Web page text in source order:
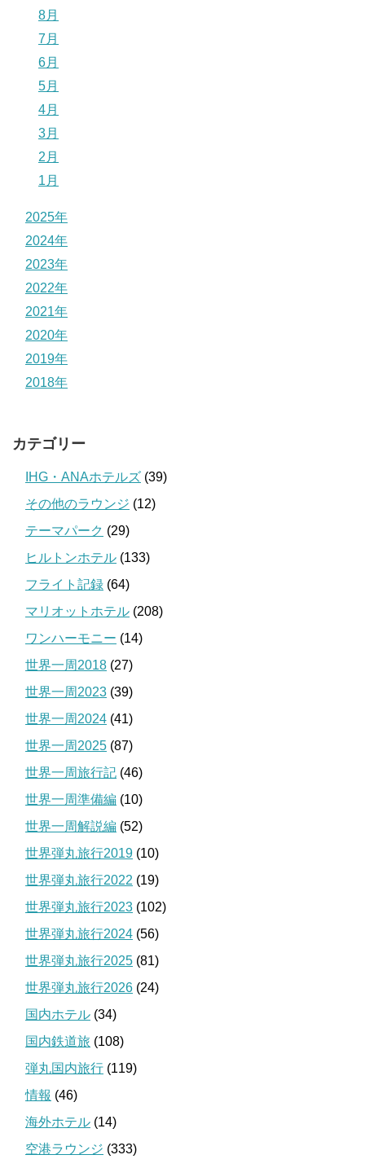
8月
7月
6月
5月
4月
3月
2月
1月
2025年
2024年
2023年
2022年
2021年
2020年
2019年
2018年
カテゴリー
IHG・ANAホテルズ (39)
その他のラウンジ (12)
テーマパーク (29)
ヒルトンホテル (133)
フライト記録 (64)
マリオットホテル (208)
ワンハーモニー (14)
世界一周2018 (27)
世界一周2023 (39)
世界一周2024 (41)
世界一周2025 (87)
世界一周旅行記 (46)
世界一周準備編 (10)
世界一周解説編 (52)
世界弾丸旅行2019 (10)
世界弾丸旅行2022 (19)
世界弾丸旅行2023 (102)
世界弾丸旅行2024 (56)
世界弾丸旅行2025 (81)
世界弾丸旅行2026 (24)
国内ホテル (34)
国内鉄道旅 (108)
弾丸国内旅行 (119)
情報 (46)
海外ホテル (14)
空港ラウンジ (333)